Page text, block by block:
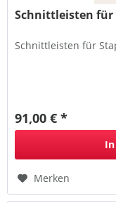
Schnittleisten für
Schnittleisten für
91,00 € *
Merken